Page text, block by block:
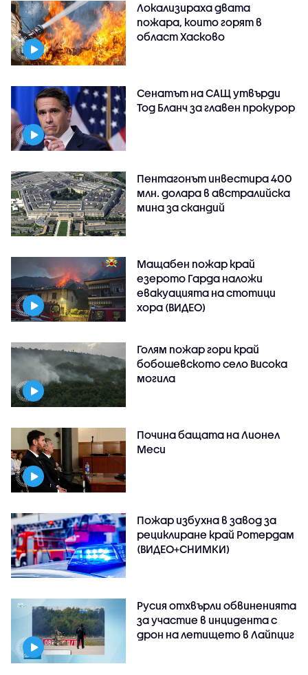
Локализираха двата
пожара, които горят в
област Хасково
Сенатът на САЩ утвърди
Тод Бланч за главен прокурор
Пентагонът инвестира 400
млн. долара в австралийска
мина за скандий
Мащабен пожар край
езерото Гарда наложи
евакуацията на стотици
хора (ВИДЕО)
Голям пожар гори край
бобошевското село Висока
могила
Почина бащата на Лионел
Меси
Пожар избухна в завод за
рециклиране край Ротердам
(ВИДЕО+СНИМКИ)
Русия отхвърли обвиненията
за участие в инцидента с
дрон на летището в Лайпциг